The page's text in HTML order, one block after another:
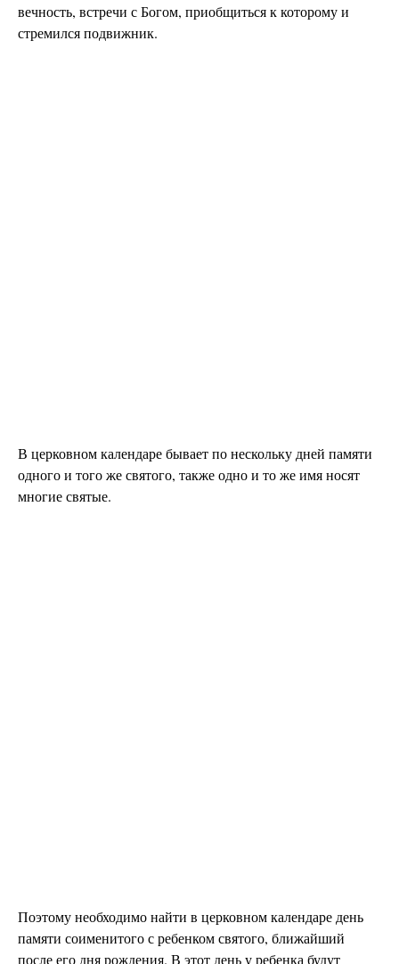
вечность, встречи с Богом, приобщиться к которому и
стремился подвижник.
В церковном календаре бывает по нескольку дней памяти
одного и того же святого, также одно и то же имя носят
многие святые.
Поэтому необходимо найти в церковном календаре день
памяти соименитого с ребенком святого, ближайший
после его дня рождения. В этот день у ребенка будут